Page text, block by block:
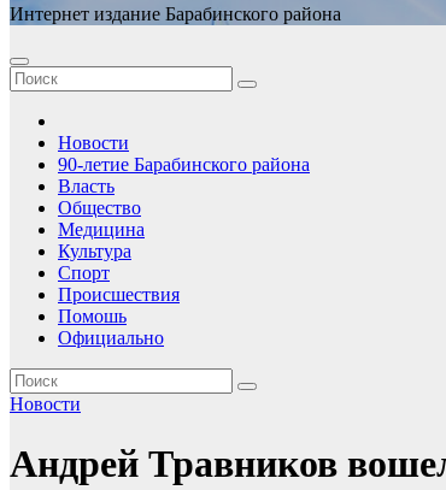
Интернет издание Барабинского района
Новости
90-летие Барабинского района
Власть
Общество
Медицина
Культура
Спорт
Происшествия
Помошь
Официально
Новости
Андрей Травников